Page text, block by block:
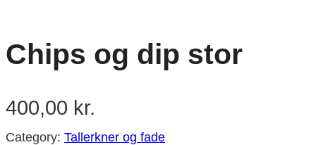
Chips og dip stor
400,00 kr.
Category: Tallerkner og fade